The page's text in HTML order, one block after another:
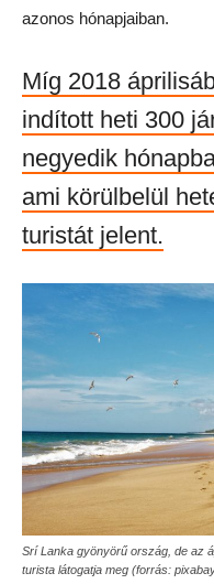
azonos hónapjaiban.
Míg 2018
indított heti 300
negyedik
ami körülbelül
turistát jelent.
Srí Lanka gyönyörű ország, de az
turista látogatja meg (forrás: